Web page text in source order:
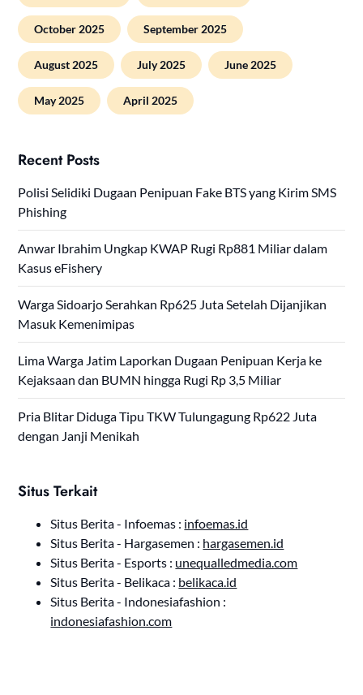
October 2025 September 2025
August 2025 July 2025 June 2025
May 2025 April 2025
Recent Posts
Polisi Selidiki Dugaan Penipuan Fake BTS yang Kirim SMS
Phishing
Anwar Ibrahim Ungkap KWAP Rugi Rp881 Miliar dalam
Kasus eFishery
Warga Sidoarjo Serahkan Rp625 Juta Setelah Dijanjikan
Masuk Kemenimipas
Lima Warga Jatim Laporkan Dugaan Penipuan Kerja ke
Kejaksaan dan BUMN hingga Rugi Rp 3,5 Miliar
Pria Blitar Diduga Tipu TKW Tulungagung Rp622 Juta
dengan Janji Menikah
Situs Terkait
Situs Berita - Infoemas : infoemas.id
Situs Berita - Hargasemen : hargasemen.id
Situs Berita - Esports : unequalledmedia.com
Situs Berita - Belikaca : belikaca.id
Situs Berita - Indonesiafashion :
indonesiafashion.com